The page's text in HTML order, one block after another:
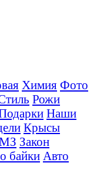
Химия Фото
Рожи
Наши
Крысы
Закон
байки Авто